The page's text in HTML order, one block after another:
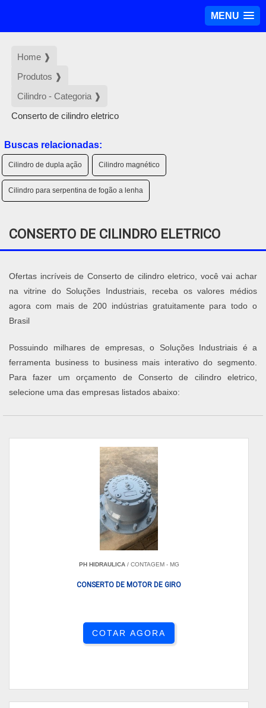
MENU
Home ❱
Produtos ❱
Cilindro - Categoria ❱
Conserto de cilindro eletrico
Buscas relacionadas:
Cilindro de dupla ação Cilindro magnético
Cilindro para serpentina de fogão a lenha
CONSERTO DE CILINDRO ELETRICO
Ofertas incríveis de Conserto de cilindro eletrico, você vai achar
na vitrine do Soluções Industriais, receba os valores médios
agora com mais de 200 indústrias gratuitamente para todo o
Brasil
Possuindo milhares de empresas, o Soluções Industriais é a
ferramenta business to business mais interativo do segmento.
Para fazer um orçamento de Conserto de cilindro eletrico,
selecione uma das empresas listados abaixo:
PH HIDRAULICA/ CONTAGEM - MG
CONSERTO DE MOTOR DE GIRO
COTAR AGORA